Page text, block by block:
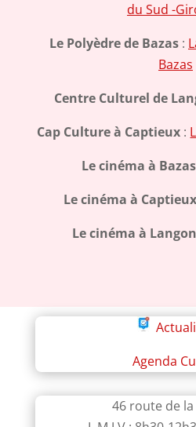
du Sud -
Le Polyèdre de Bazas:
Bazas
Centre Culturel de
Cap Culture à Captieux :
Le cinéma à Bazas
Le cinéma à Captieux
Le cinéma à Langon
Agenda
46 route de